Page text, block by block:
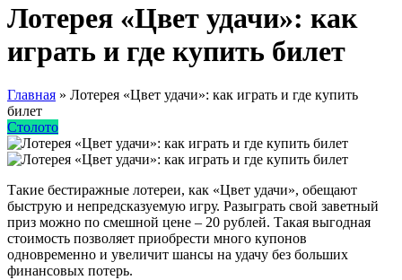
Лотерея «Цвет удачи»: как
играть и где купить билет
Главная » Лотерея «Цвет удачи»: как играть и где купить
билет
Столото
Такие бестиражные лотереи, как «Цвет удачи», обещают
быструю и непредсказуемую игру. Разыграть свой заветный
приз можно по смешной цене – 20 рублей. Такая выгодная
стоимость позволяет приобрести много купонов
одновременно и увеличит шансы на удачу без больших
финансовых потерь.